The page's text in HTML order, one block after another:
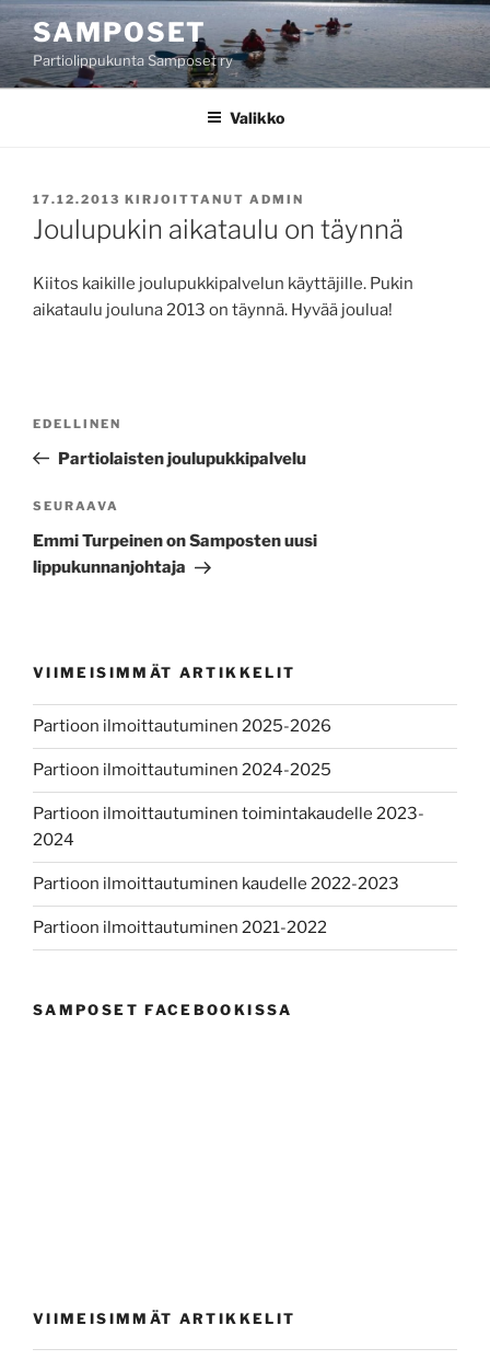
Siirry
sisältöönSAMPOSET
Partiolippukunta Samposet ry
Valikko
JULKAISTU
17.12.2013 KIRJOITTANUT ADMIN
Joulupukin aikataulu on täynnä
Kiitos kaikille joulupukkipalvelun käyttäjille. Pukin
aikataulu jouluna 2013 on täynnä. Hyvää joulua!
Edellinen
artikkeli
EDELLINEN
Partiolaisten joulupukkipalvelu
Seuraava
artikkeli
SEURAAVA
Emmi Turpeinen on Samposten uusi
lippukunnanjohtaja
VIIMEISIMMÄT ARTIKKELIT
Partioon ilmoittautuminen 2025-2026
Partioon ilmoittautuminen 2024-2025
Partioon ilmoittautuminen toimintakaudelle 2023-
2024
Partioon ilmoittautuminen kaudelle 2022-2023
Partioon ilmoittautuminen 2021-2022
SAMPOSET FACEBOOKISSA
VIIMEISIMMÄT ARTIKKELIT